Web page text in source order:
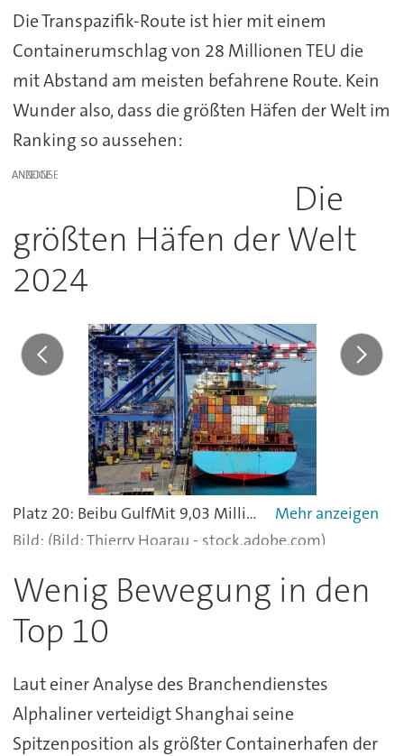
Die Transpazifik-Route ist hier mit einem
Containerumschlag von 28 Millionen TEU die
mit Abstand am meisten befahrene Route. Kein
Wunder also, dass die größten Häfen der Welt im
Ranking so aussehen:
ANZEIGE
Die
größten Häfen der Welt
2024
Platz 20: Beibu GulfMit 9,03 Millionen Tonnen Umschlag beschließt der chinesische Hafen Beibu Gulf die Top 20 der größten Häfen der Welt.
(Bild: Thierry Hoarau - stock.adobe.com)
Wenig Bewegung in den
Top 10
Laut einer Analyse des Branchendienstes
Alphaliner verteidigt Shanghai seine
Spitzenposition als größter Containerhafen der